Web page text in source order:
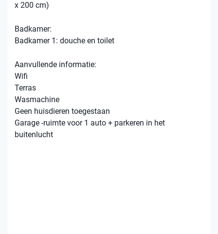
x 200 cm)
Badkamer:
Badkamer 1: douche en toilet
Aanvullende informatie:
Wifi
Terras
Wasmachine
Geen huisdieren toegestaan
Garage -ruimte voor 1 auto + parkeren in het
buitenlucht